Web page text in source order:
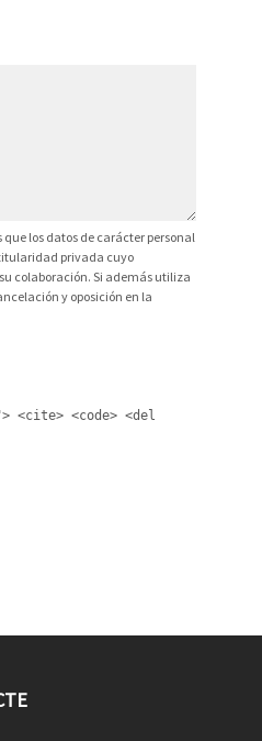
los datos de carácter personal
privada cuyo
colaboración. Si además utiliza
y oposición en la
<code> <del